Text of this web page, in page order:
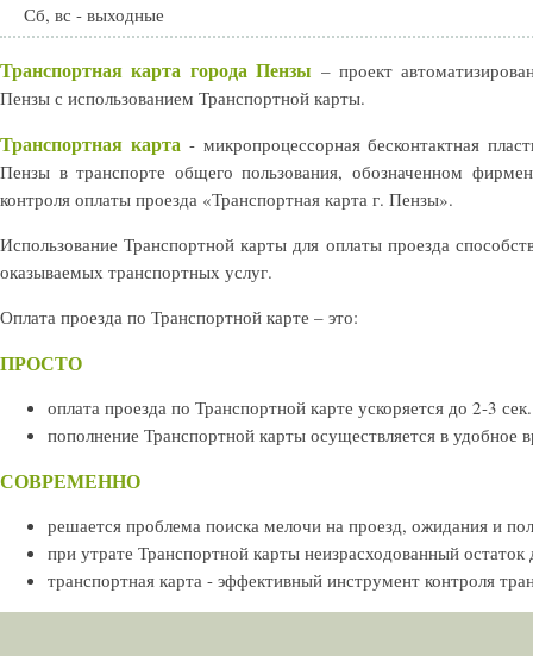
Сб, вс - выходные
Транспортная карта города Пензы – проект
Пензы с использованием Транспортной карты.
Транспортная карта- микропроцессорная бесконтактная
Пензы в транспорте общего пользования, обозначенном
контроля оплаты проезда «Транспортная карта г. Пензы».
Использование Транспортной карты для оплаты проезда
оказываемых транспортных услуг.
Оплата проезда по Транспортной карте – это:
ПРОСТО
оплата проезда по Транспортной карте ускоряется до 2-3
пополнение Транспортной карты осуществляется в удобное
СОВРЕМЕННО
решается проблема поиска мелочи на проезд, ожидания и
при утрате Транспортной карты неизрасходованный
транспортная карта - эффективный инструмент контроля